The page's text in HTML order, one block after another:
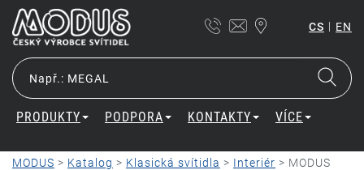
CS | EN
PRODUKTY PODPORA KONTAKTY VÍCE
MODUS > Katalog > Klasická svítidla > Interiér > MODUS